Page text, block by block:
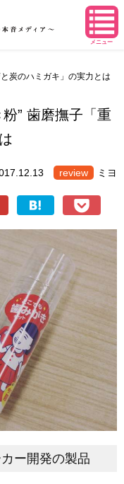
メニュー
炭のハミガキ」の実力とは
” 歯磨撫子「重
review ミヨ
ー開発の製品